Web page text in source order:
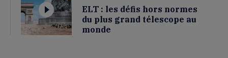
ELT : les défis hors normes
du plus grand télescope au
monde